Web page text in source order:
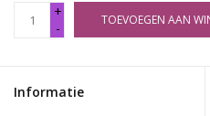
+
-
TOEVOEGEN AAN
Informatie